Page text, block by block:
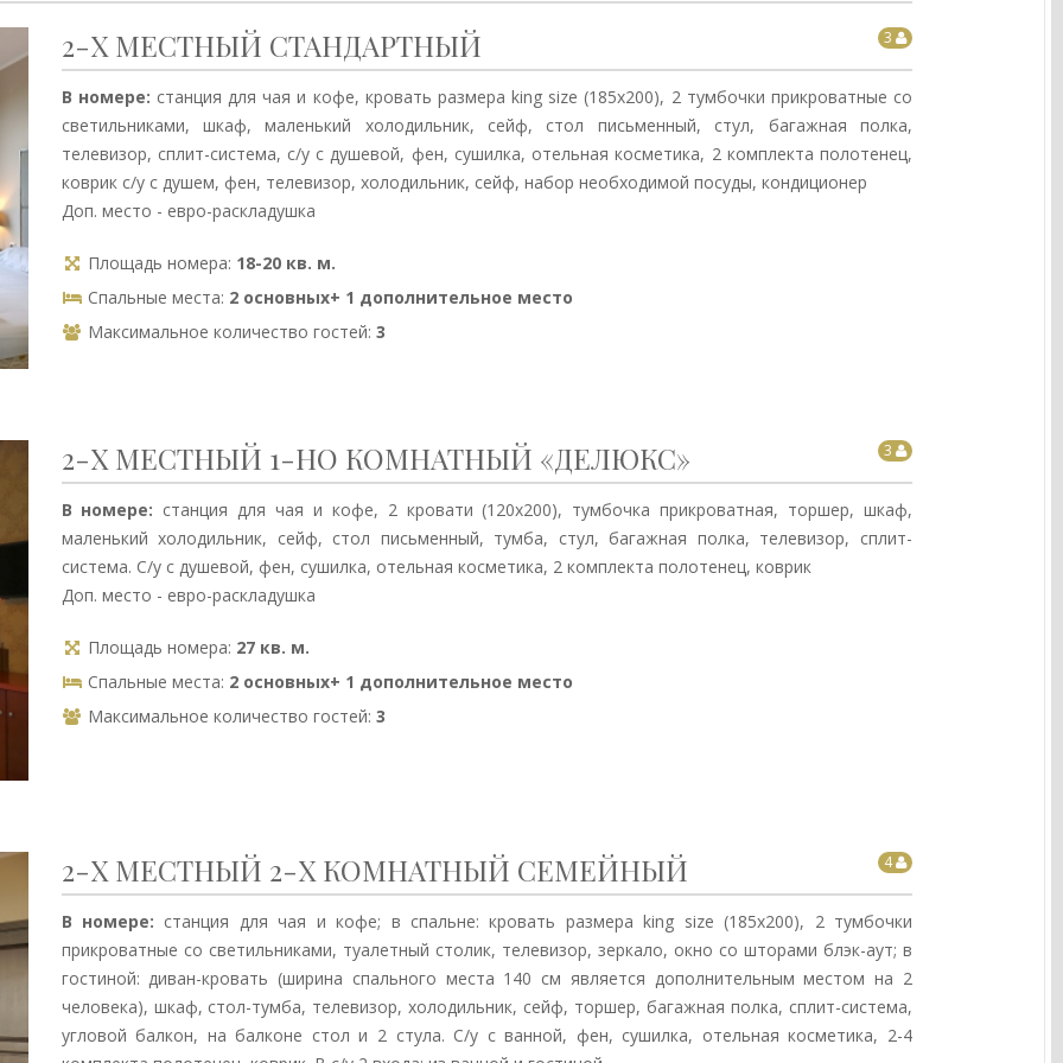
3
2-Х МЕСТНЫЙ СТАНДАРТНЫЙ
В номере: станция для чая и кофе, кровать размера king size (185х200), 2 тумбочки прикроватные со
светильниками, шкаф, маленький холодильник, сейф, стол письменный, стул, багажная полка,
телевизор, сплит-система, с/у с душевой, фен, сушилка, отельная косметика, 2 комплекта полотенец,
коврик с/у с душем, фен, телевизор, холодильник, сейф, набор необходимой посуды, кондиционер
Доп. место - евро-раскладушка
Площадь номера: 18-20 кв. м.
Спальные места: 2 основных+ 1 дополнительное место
Максимальное количество гостей: 3
3
2-Х МЕСТНЫЙ 1-НО КОМНАТНЫЙ «ДЕЛЮКС»
В номере: станция для чая и кофе, 2 кровати (120х200), тумбочка прикроватная, торшер, шкаф,
маленький холодильник, сейф, стол письменный, тумба, стул, багажная полка, телевизор, сплит-
система. С/у с душевой, фен, сушилка, отельная косметика, 2 комплекта полотенец, коврик
Доп. место - евро-раскладушка
Площадь номера: 27 кв. м.
Спальные места: 2 основных+ 1 дополнительное место
Максимальное количество гостей: 3
4
2-Х МЕСТНЫЙ 2-Х КОМНАТНЫЙ СЕМЕЙНЫЙ
В номере: станция для чая и кофе; в спальне: кровать размера king size (185х200), 2 тумбочки
прикроватные со светильниками, туалетный столик, телевизор, зеркало, окно со шторами блэк-аут; в
гостиной: диван-кровать (ширина спального места 140 см является дополнительным местом на 2
человека), шкаф, стол-тумба, телевизор, холодильник, сейф, торшер, багажная полка, сплит-система,
угловой балкон, на балконе стол и 2 стула. С/у с ванной, фен, сушилка, отельная косметика, 2-4